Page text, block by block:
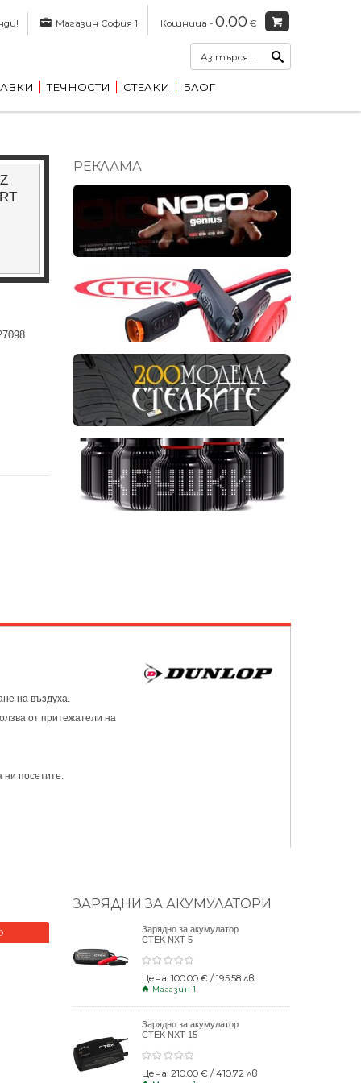
Магазин София 1 Кошница - 0.00 €
ТЕЧНОСТИ СТЕЛКИ БЛОГ
РЕКЛАМА
на въздуха.
от притежатели на
посетите.
НОВО
ЗАРЯДНИ ЗА АКУМУЛАТОРИ
Зарядно за акумулатор
CTEK NXT 5
Цена: 100.00 € / 195.58 лв
Магазин 1
Зарядно за акумулатор
CTEK NXT 15
Цена: 210.00 € / 410.72 лв